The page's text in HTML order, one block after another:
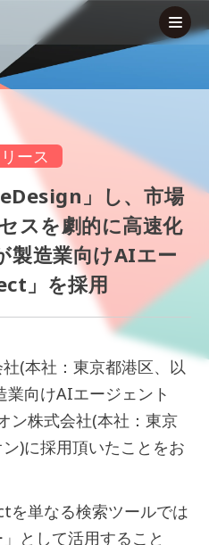
ース
」し、市場
スを劇的に高速化
製造業向けAIエー
」を採用
(本社：東京都港区、以
業向けAIエージェント
ン株式会社(本社：東京
)に採用頂いたことをお
単なる検索ツールでは
として活用すること